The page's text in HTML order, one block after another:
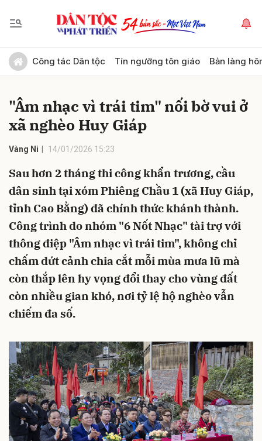
Công tác Dân tộc Tín ngưỡng tôn giáo Bản làng
"Âm nhạc vì trái tim" nối bờ vui ở
xã nghèo Huy Giáp
Vàng Ni 14/01/2026 15:23
Sau hơn 2 tháng thi công khẩn trương, cầu
dân sinh tại xóm Phiêng Chầu 1 (xã Huy Giáp,
tỉnh Cao Bằng) đã chính thức khánh thành.
Công trình do nhóm "6 Nốt Nhạc" tài trợ với
thông điệp "Âm nhạc vì trái tim", không chỉ
chấm dứt cảnh chia cắt mỗi mùa mưa lũ mà
còn thắp lên hy vọng đổi thay cho vùng đất
còn nhiều gian khó, nơi tỷ lệ hộ nghèo vẫn
chiếm đa số.
Gửi bình luận
Hủy Gửi